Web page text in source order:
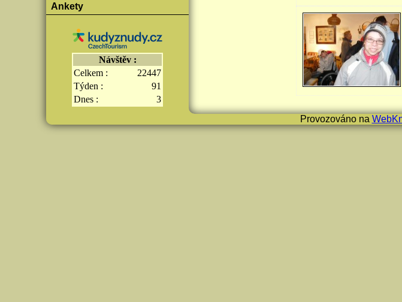
Ankety
Návštěv :
Celkem :
22447
Týden :
91
Dnes :
3
Provozováno na